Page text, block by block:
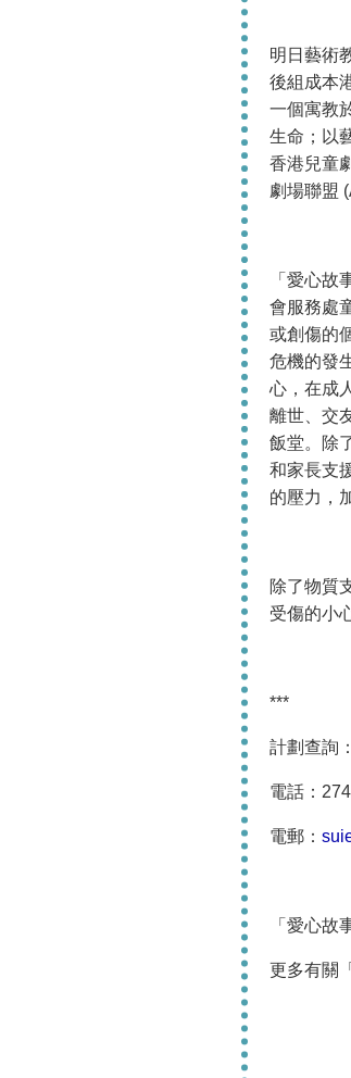
明日藝術
後組成本
一個寓教
生命；以
香港兒童
劇場聯盟
「愛心
會服務處
或創傷的
危機的發
心，在成
離世、交
飯堂。除
和家長支
的壓力，
除了物質
受傷的小
***
計劃查詢：
電話：
電郵：
「愛心故
更多有關